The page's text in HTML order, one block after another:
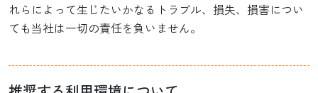
れらによって生じたいかなるトラブル、損失、損害につい
ても当社は一切の責任を負いません。